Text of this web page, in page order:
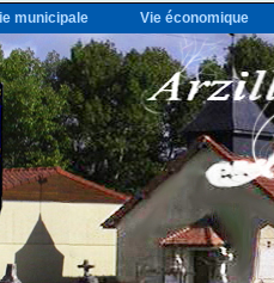
municipale Vie économique